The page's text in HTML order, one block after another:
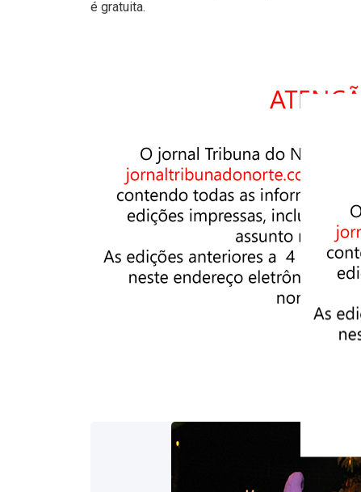
é gratuita.